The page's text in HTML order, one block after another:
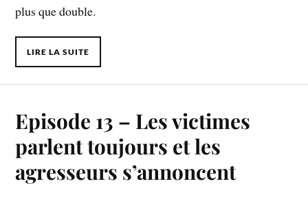
plus que double.
LIRE LA SUITE
Episode 13 – Les victimes
parlent toujours et les
agresseurs s’annoncent